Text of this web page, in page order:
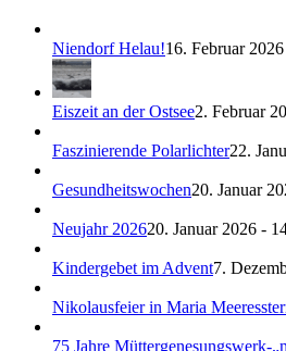
Niendorf Helau!16. Februar
Eiszeit an der Ostsee2. Februar
Faszinierende Polarlichter22.
Gesundheitswochen20. Januar
Neujahr 202620. Januar 2026 -
Kindergebet im Advent7.
Nikolausfeier in Maria
75 Jahre Müttergenesungswerk-